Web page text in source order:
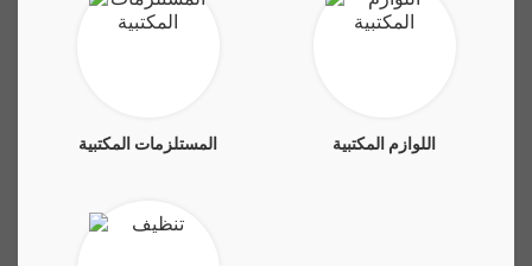
المستلزمات المكتبية اللوازم المكتبية